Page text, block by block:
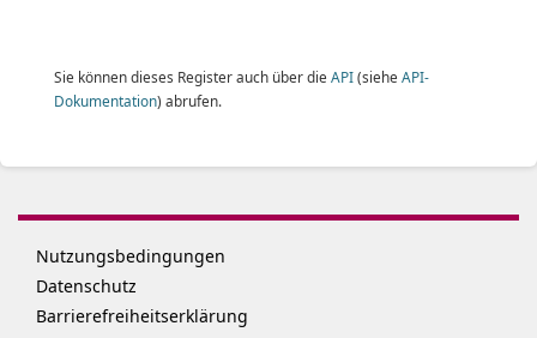
Sie können dieses Register auch über die API(siehe API-
Dokumentation) abrufen.
Nutzungsbedingungen
Datenschutz
Barrierefreiheitserklärung